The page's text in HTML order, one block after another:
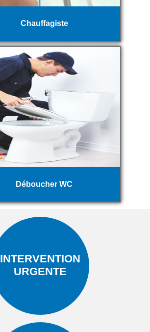
Chauffagiste
Déboucher WC
INTERVENTION
URGENTE